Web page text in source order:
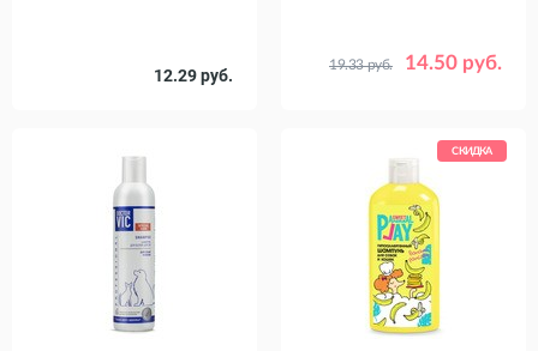
12.29 руб.
14.50 руб.
19.33 руб.
СКИДКА